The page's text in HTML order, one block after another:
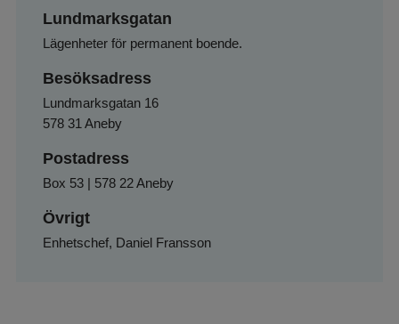
Lundmarksgatan
Lägenheter för permanent boende.
Besöksadress
Lundmarksgatan 16
578 31 Aneby
Postadress
Box 53 | 578 22 Aneby
Övrigt
Enhetschef, Daniel Fransson